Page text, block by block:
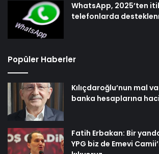
WhatsApp, 2025’ten
telefonlarda
Popüler Haberler
Kılıçdaroğlu’nun mal
banka hesaplarına
Fatih Erbakan: Bir
YPG biz de Emevi